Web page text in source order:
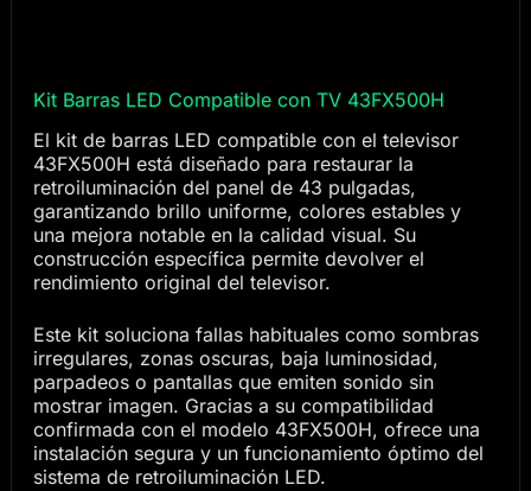
Kit Barras LED Compatible con TV 43FX500H
El kit de barras LED compatible con el televisor
43FX500H está diseñado para restaurar la
retroiluminación del panel de 43 pulgadas,
garantizando brillo uniforme, colores estables y
una mejora notable en la calidad visual. Su
construcción específica permite devolver el
rendimiento original del televisor.
Este kit soluciona fallas habituales como sombras
irregulares, zonas oscuras, baja luminosidad,
parpadeos o pantallas que emiten sonido sin
mostrar imagen. Gracias a su compatibilidad
confirmada con el modelo 43FX500H, ofrece una
instalación segura y un funcionamiento óptimo del
sistema de retroiluminación LED.